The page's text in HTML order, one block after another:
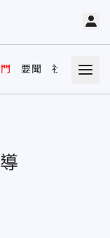
要聞 社會 娛樂